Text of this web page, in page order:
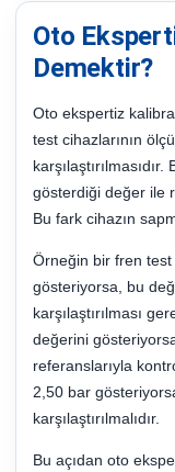
Oto
Demektir?
Oto ekspertiz
test cihazlarının
gösterdiği değer ile
Bu fark cihazın
Örneğin bir fren
gösteriyorsa, bu
karşılaştırılması
değerini
referanslarıyla
2,50 bar
karşılaştırılmalıdır.
Bu açıdan oto